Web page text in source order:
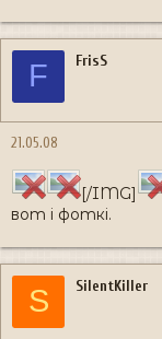
F FrisS
21.05.08
[/IMG]
вот і фоткі.
S SilentKiller